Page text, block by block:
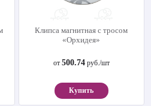
Клипса магнитная с тросом
«Орхидея»
от 500.74руб./шт
Купить